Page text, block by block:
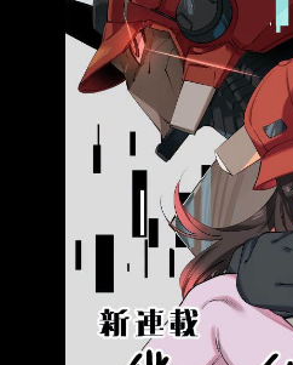
駛她(?) https://
去(?)了 https://
https://i.